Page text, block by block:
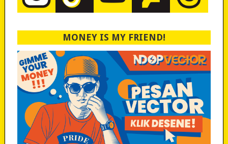
MONEY IS MY FRIEND!